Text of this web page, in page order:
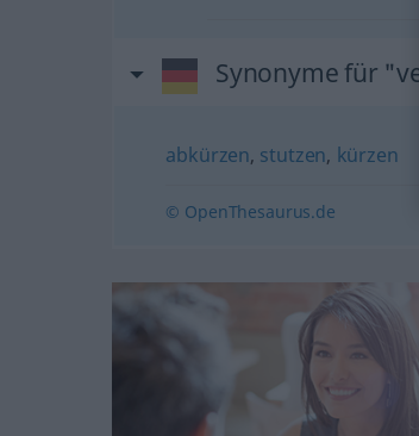
Synonyme für
abkürzen, stutzen, kürzen
© OpenThesaurus.de